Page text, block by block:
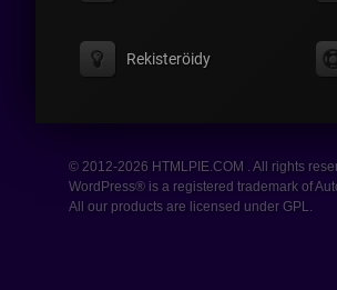
Rekisteröidy
© 2012-2026 HTMLPIE.COM . All rights
WordPress® is a registered trademark of
All our products are licensed under GPL.